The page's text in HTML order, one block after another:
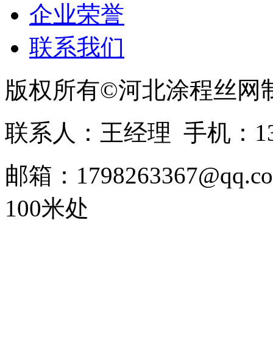
企业荣誉
联系我们
版权所有©河北涂程丝网
联系人：王经理 手机：
邮箱：
100米处